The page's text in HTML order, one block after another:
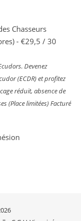
Chasseurs
- €29,5 / 30
Devenez
(ECDR) et profitez
réduit, absence de
(Place limitées) Facturé